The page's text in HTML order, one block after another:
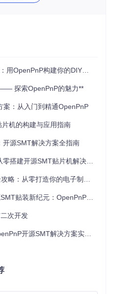
工业级系统应有尽有。
密的乐高积木，每个模块既
点 行业对比
应运动
算法
比GRBL更适合SM
T场景的轨迹优化
图像
内置模板匹配精度
备模
支持20+种摄像头和
贴片规划图，展示了多板同时
OpenPnP构建你的DIY贴片机
探索OpenPnP的魅力**
案：从入门到精通OpenPnP
机的构建与应用指南
开源SMT解决方案全指南
搭建开源SMT贴片机解决方案
零打造你的电子制造自动化系统
装新纪元：OpenPnP项目深度解析
次开发
开源SMT解决方案实战指南